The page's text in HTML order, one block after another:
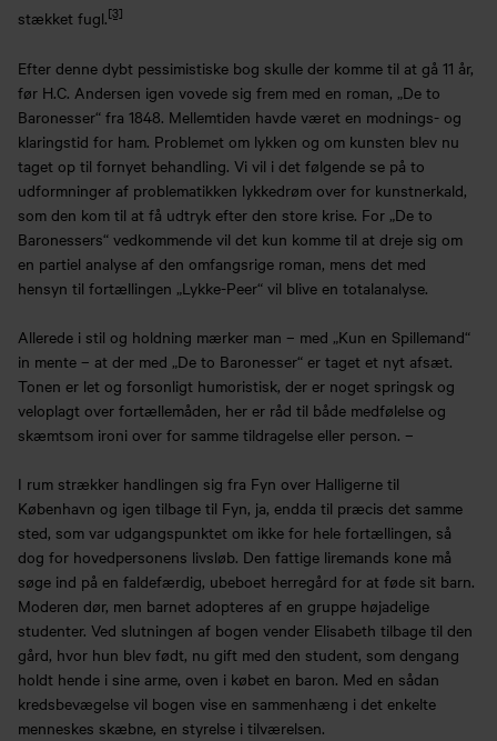
stækket fugl.[3]
Efter denne dybt pessimistiske bog skulle der komme til at gå 11 år,
før H.C. Andersen igen vovede sig frem med en roman, „De to
Baronesser“ fra 1848. Mellemtiden havde været en modnings- og
klaringstid for ham. Problemet om lykken og om kunsten blev nu
taget op til fornyet behandling. Vi vil i det følgende se på to
udformninger af problematikken lykkedrøm over for kunstnerkald,
som den kom til at få udtryk efter den store krise. For „De to
Baronessers“ vedkommende vil det kun komme til at dreje sig om
en partiel analyse af den omfangsrige roman, mens det med
hensyn til fortællingen „Lykke-Peer“ vil blive en totalanalyse.
Allerede i stil og holdning mærker man – med „Kun en Spillemand“
in mente – at der med „De to Baronesser“ er taget et nyt afsæt.
Tonen er let og forsonligt humoristisk, der er noget springsk og
veloplagt over fortællemåden, her er råd til både medfølelse og
skæmtsom ironi over for samme tildragelse eller person. –
I rum strækker handlingen sig fra Fyn over Halligerne til
København og igen tilbage til Fyn, ja, endda til præcis det samme
sted, som var udgangspunktet om ikke for hele fortællingen, så
dog for hovedpersonens livsløb. Den fattige liremands kone må
søge ind på en faldefærdig, ubeboet herregård for at føde sit barn.
Moderen dør, men barnet adopteres af en gruppe højadelige
studenter. Ved slutningen af bogen vender Elisabeth tilbage til den
gård, hvor hun blev født, nu gift med den student, som dengang
holdt hende i sine arme, oven i købet en baron. Med en sådan
kredsbevægelse vil bogen vise en sammenhæng i det enkelte
menneskes skæbne, en styrelse i tilværelsen.